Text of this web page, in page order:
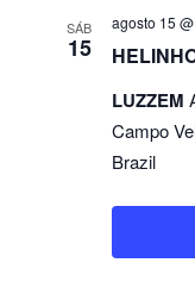
SÁB
15
agosto 15
LUZZEM
Campo
Brazil